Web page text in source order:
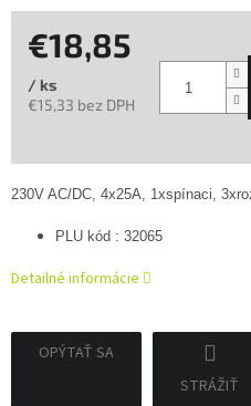
€18,85
/ ks
€15,33 bez DPH
230V AC/DC, 4x25A, 1xspínaci,
PLU kód : 32065
Detailné informácie
OPÝTAŤ SA
STRÁŽIŤ